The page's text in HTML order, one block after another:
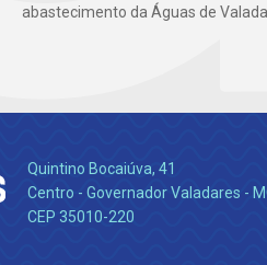
abastecimento da Águas de
Quintino Bocaiúva, 41
Centro - Governador Valadares -
CEP 35010-220